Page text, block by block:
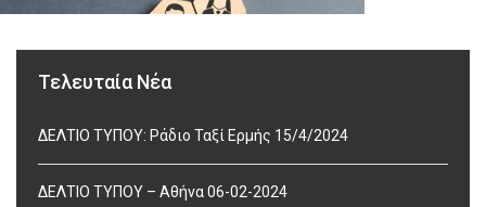
Τελευταία Νέα
ΔΕΛΤΙΟ ΤΥΠΟΥ: Ράδιο Ταξί Ερμής 15/4/2024
ΔΕΛΤΙΟ ΤΥΠΟΥ – Αθήνα 06-02-2024